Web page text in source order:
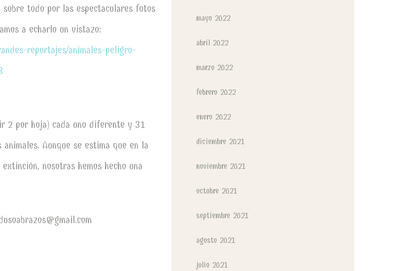
todo por las espectaculares fotos
a echarlo un vistazo:
reportajes/animales-peligro-
2 por hoja) cada uno diferente y 31
Aunque se estima que en la
nosotras hemos hecho una
mayo 2022
abril 2022
marzo 2022
febrero 2022
enero 2022
diciembre 2021
noviembre 2021
octubre 2021
septiembre 2021
agosto 2021
julio 2021